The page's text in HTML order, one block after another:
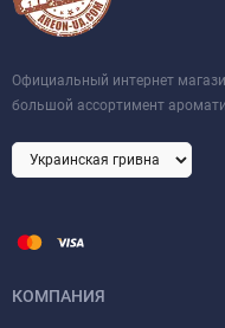
Официальный интернет
большой ассортимент
КОМПАНИЯ